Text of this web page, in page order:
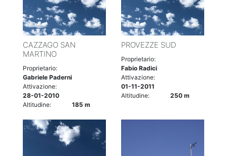
CAZZAGO SAN
MARTINO
Proprietario:
Gabriele Paderni
Attivazione:
28-01-2010
Altitudine:
185 m
PROVEZZE SUD
Proprietario:
Fabio Radici
Attivazione:
01-11-2011
Altitudine:
250 m